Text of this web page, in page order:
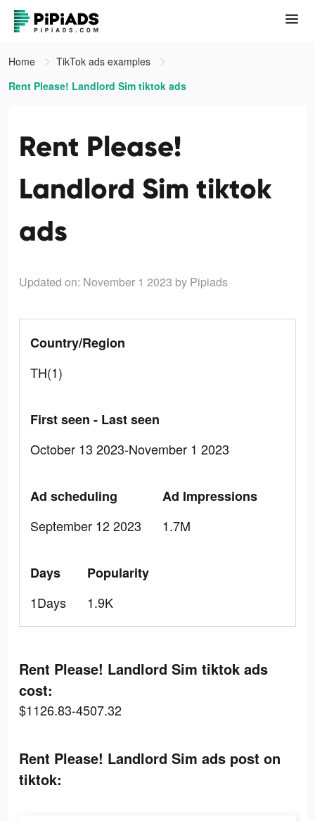
Home
TikTok ads examples
Rent Please! Landlord Sim tiktok ads
Rent Please!
Landlord Sim tiktok
ads
Updated on: November 1 2023 by Pipiads
Country/Region
TH(1)
First seen - Last seen
October 13 2023-November 1 2023
Ad scheduling
September 12 2023
Ad Impressions
1.7M
Days
1Days
Popularity
1.9K
Rent Please! Landlord Sim tiktok ads
cost:
$1126.83-4507.32
Rent Please! Landlord Sim ads post on
tiktok: